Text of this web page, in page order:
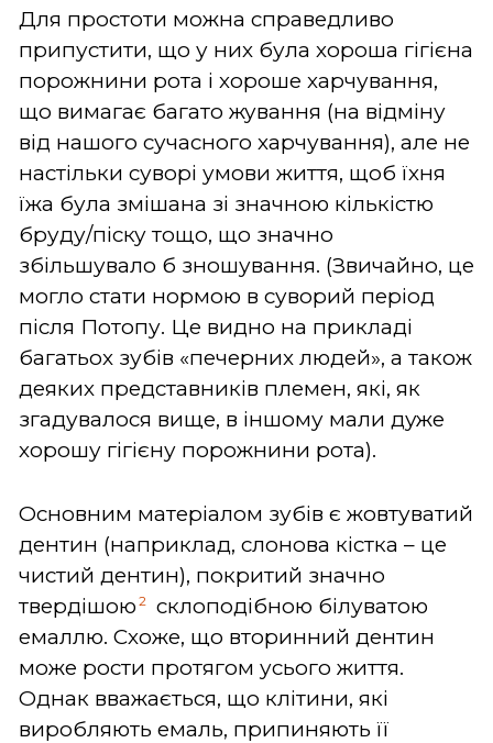
Для простоти можна справедливо
припустити, що у них була хороша гігієна
порожнини рота і хороше харчування,
що вимагає багато жування (на відміну
від нашого сучасного харчування), але не
настільки суворі умови життя, щоб їхня
їжа була змішана зі значною кількістю
бруду/піску тощо, що значно
збільшувало б зношування. (Звичайно, це
могло стати нормою в суворий період
після Потопу. Це видно на прикладі
багатьох зубів «печерних людей», а також
деяких представників племен, які, як
згадувалося вище, в іншому мали дуже
хорошу гігієну порожнини рота).
Основним матеріалом зубів є жовтуватий
дентин (наприклад, слонова кістка – це
чистий дентин), покритий значно
твердішою 2
склоподібною білуватою
емаллю. Схоже, що вторинний дентин
може рости протягом усього життя.
Однак вважається, що клітини, які
виробляють емаль, припиняють її